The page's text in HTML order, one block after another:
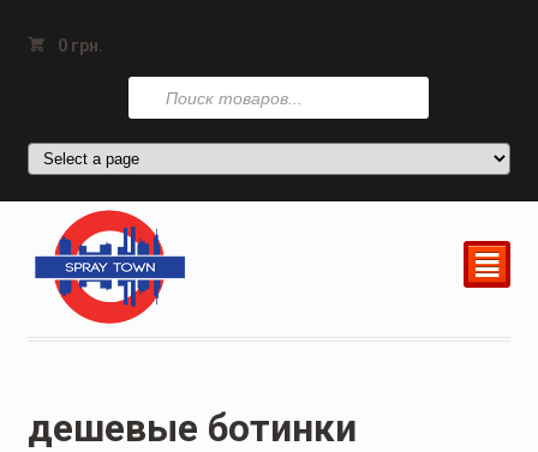
0 грн.
Поиск
товаров
²
дешевые ботинки